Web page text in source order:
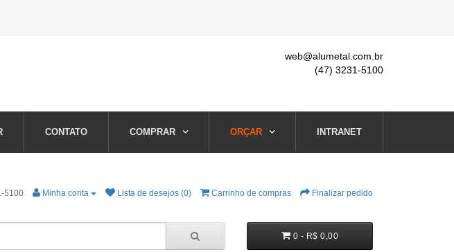
web@alumetal.com.br
(47) 3231-5100
CONTATO COMPRAR ORÇAR INTRANET
5100 Minha conta Lista de desejos (0) Carrinho de compras Finalizar pedido
0 - R$ 0,00